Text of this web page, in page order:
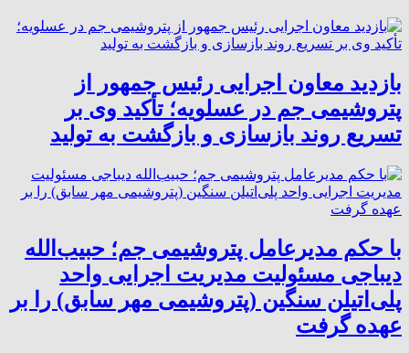
بازدید معاون اجرایی رئیس جمهور از
پتروشیمی جم در عسلویه؛ تأکید وی بر
تسریع روند بازسازی و بازگشت به تولید
با حکم مدیرعامل پتروشیمی جم؛ حبیب‌الله
دیباجی مسئولیت مدیریت اجرایی واحد
پلی‌اتیلن سنگین (پتروشیمی مهر سابق) را بر
عهده گرفت